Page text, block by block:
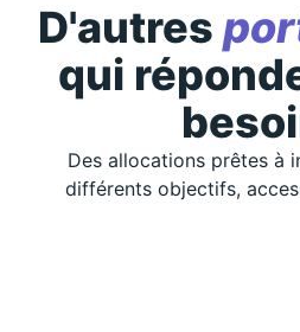
D'autres
qui
Des allocations prêtes à
différents objectifs,